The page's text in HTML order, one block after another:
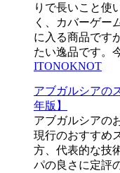
りで長いこと使
く、カバーゲー
に入る商品です
たい逸品です。
ITONOKNOT
アブガルシアの
年版】
アブガルシアの
現行のおすすめ
方、代表的な技
パの良さに定評